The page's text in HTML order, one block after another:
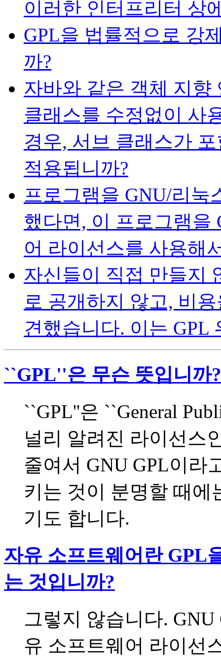
이러한 인터프리터 상
GPL을 법률적으로 강
까?
자바와 같은 객체 지향
클래스를 수정없이 사
경우, 서브 클래스가
적용됩니까?
프로그램을 GNU/리눅
했다면, 이 프로그램을
어 라이선스를 사용해
자신들이 직접 만들지
로 공개하지 않고, 비
견했습니다. 이는 GPL
``GPL''은 무슨 뜻입니까?
``GPL''은 ``General
널리 알려진 라이선스
줄여서 GNU GPL이라
키는 것이 분명할 때에
기도 합니다.
자유 소프트웨어란 GPL
는 것입니까?
그렇지 않습니다.
유 소프트웨어 라이선